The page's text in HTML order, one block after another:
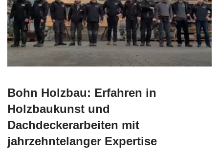
Bohn Holzbau: Erfahren in
Holzbaukunst und
Dachdeckerarbeiten mit
jahrzehntelanger Expertise